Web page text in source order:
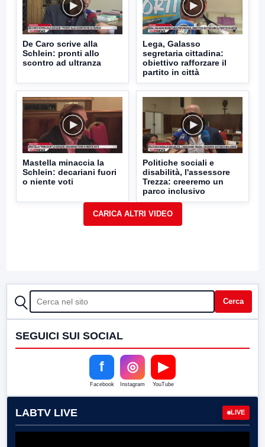
De Caro scrive alla
Schlein: pronti allo
scontro ad ultranza
Lega, Galasso
segretaria cittadina:
obiettivo rafforzare il
partito in città
Mastella minaccia la
Schlein: decariani fuori
o niente voti
Politiche sociali e
disabilità, l'assessore
Trezza: creeremo un
parco inclusivo
CERCA Cerca
SEGUICI SUI SOCIAL
f
Facebook
◎
Instagram
▶
YouTube
LABTV LIVE LIVE